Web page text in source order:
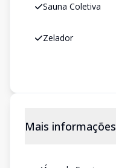
Sauna Coletiva
Zelador
Mais informações